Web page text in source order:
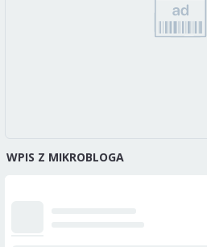
WPIS Z MIKROBLOGA